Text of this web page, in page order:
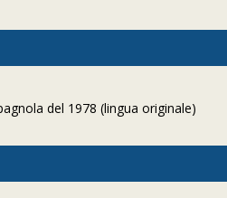
del 1978 (lingua originale)